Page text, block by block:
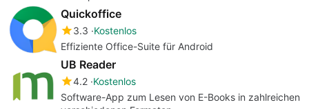
Quickoffice
3.3 Kostenlos
Effiziente Office-Suite für Android
UB Reader
4.2 Kostenlos
Software-App zum Lesen von E-Books in zahlreichen